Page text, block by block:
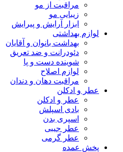
مراقبت از مو
زیبایی مو
ابزار آرایش و پیرایش
لوازم بهداشتی
بهداشت بانوان و آقایان
دئودرانت و ضد تعریق
شوینده دست و پا
لوازم اصلاح
مراقبت دهان و دندان
عطر و ادکلن
عطر و ادکلن
بادی اسپلش
اسپری بدن
عطر جیبی
عطر گرمی
پخش عمده